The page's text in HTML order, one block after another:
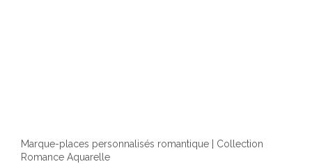
Marque-places personnalisés romantique | Collection
Romance Aquarelle